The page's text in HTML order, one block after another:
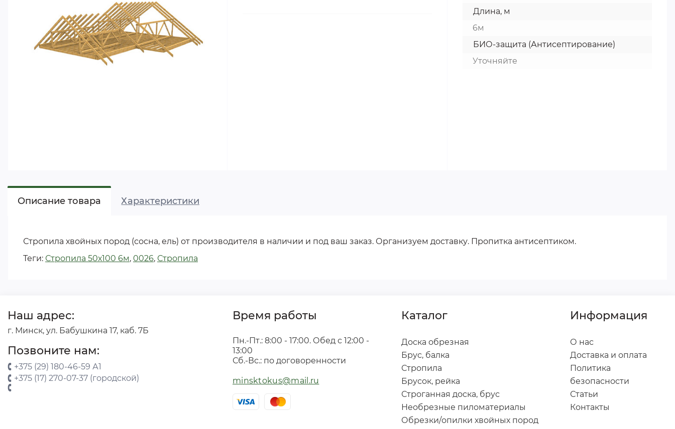
Длина, м
6м
БИО-защита (Антисептирование)
Уточняйте
Описание товара Характеристики
Стропила хвойных пород (сосна, ель) от производителя в наличии и под ваш заказ. Организуем доставку. Пропитка антисептиком.
Теги: Стропила 50х100 6м, 0026, Стропила
Наш адрес:
г. Минск, ул. Бабушкина 17, каб. 7Б
Позвоните нам:
+375 (29) 180-46-59 А1
+375 (17) 270-07-37 (городской)
Время работы
Пн.-Пт.: 8:00 - 17:00. Обед с 12:00 -
13:00
Сб.-Вс.: по договоренности
minsktokus@mail.ru
Каталог
Доска обрезная
Брус, балка
Стропила
Брусок, рейка
Строганная доска, брус
Необрезные пиломатериалы
Обрезки/опилки хвойных пород
Информация
О нас
Доставка и оплата
Политика
безопасности
Статьи
Контакты